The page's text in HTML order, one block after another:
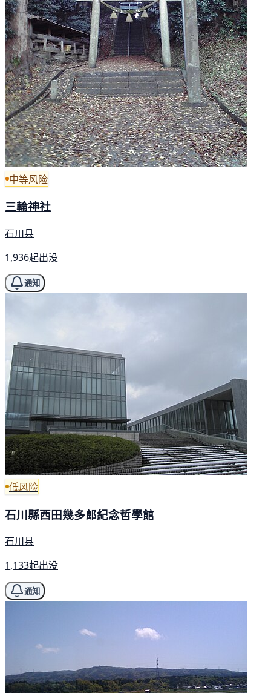
中等风险
三輪神社
石川县
1,936起出没
通知
低风险
石川縣西田幾多郎紀念哲學館
石川县
1,133起出没
通知